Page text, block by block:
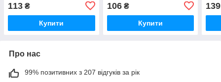
113 ₴
Купити
106₴
Купити
139
Про нас
99% позитивних з 207 відгуків за рік